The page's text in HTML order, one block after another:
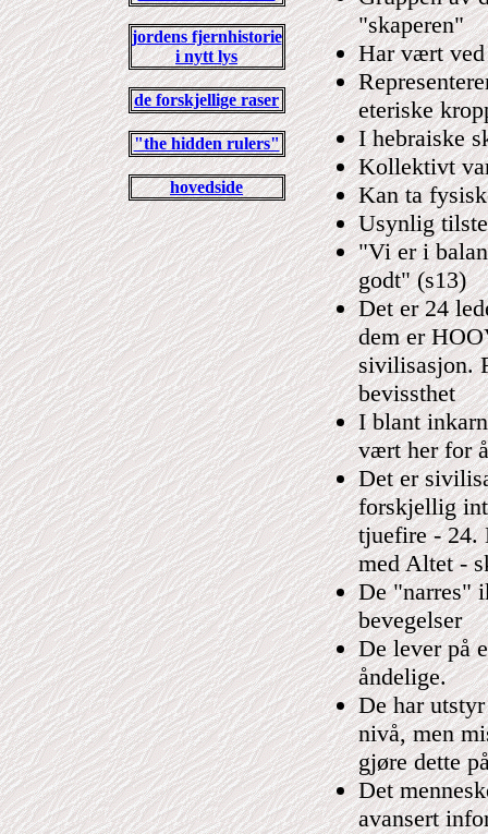
jordens fjernhistorie
i nytt lys
de forskjellige raser
"the hidden rulers"
hovedside
"skaperen"
Har vært ved
eteriske
I hebraiske
Kollektivt
Kan ta
Usynlig
"Vi er i
godt" (s13)
Det er 24
dem er
sivilisasjon.
bevissthet
I blant
vært her for
Det er
forskjellig
tjuefire - 24.
med Altet -
De "narres"
bevegelser
De lever på
åndelige.
De har
nivå, men
gjøre dette
Det
avansert